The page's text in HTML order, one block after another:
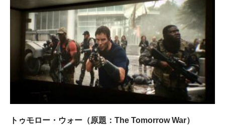
トゥモロー・ウォー（原題：The Tomorrow War）